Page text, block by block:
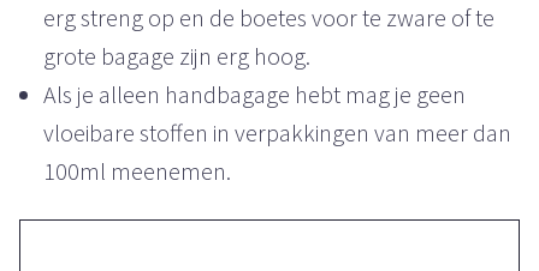
erg streng op en de boetes voor te zware of te
grote bagage zijn erg hoog.
Als je alleen handbagage hebt mag je geen
vloeibare stoffen in verpakkingen van meer dan
100ml meenemen.